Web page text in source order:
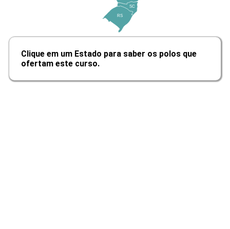
SC
RS
Clique em um Estado para saber os polos que
ofertam este curso.